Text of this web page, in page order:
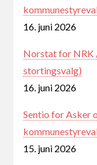
16. juni 2026
Norstat for NRK
stortingsvalg)
16. juni 2026
Sentio for Asker
15. juni 2026